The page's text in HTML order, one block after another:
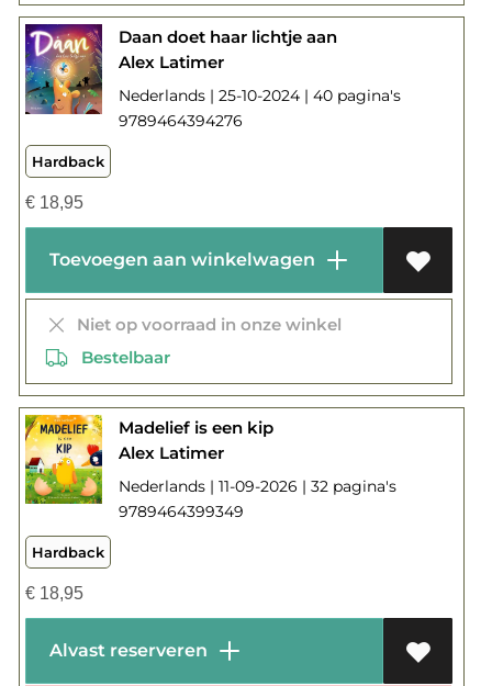
Daan doet haar lichtje aan
Alex Latimer
Nederlands | 25-10-2024 | 40 pagina's
9789464394276
Hardback
€18,95
Toevoegen aan winkelwagen
Niet op voorraad in onze winkel
Bestelbaar
Madelief is een kip
Alex Latimer
Nederlands | 11-09-2026 | 32 pagina's
9789464399349
Hardback
€18,95
Alvast reserveren